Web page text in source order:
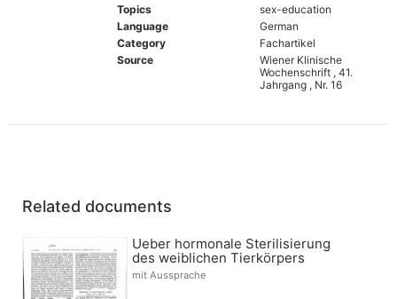
Topics
sex-education
Language
German
Category
Fachartikel
Source
Wiener Klinische
Wochenschrift , 41.
Jahrgang , Nr. 16
Related documents
Ueber hormonale Sterilisierung
des weiblichen Tierkörpers
mit Aussprache